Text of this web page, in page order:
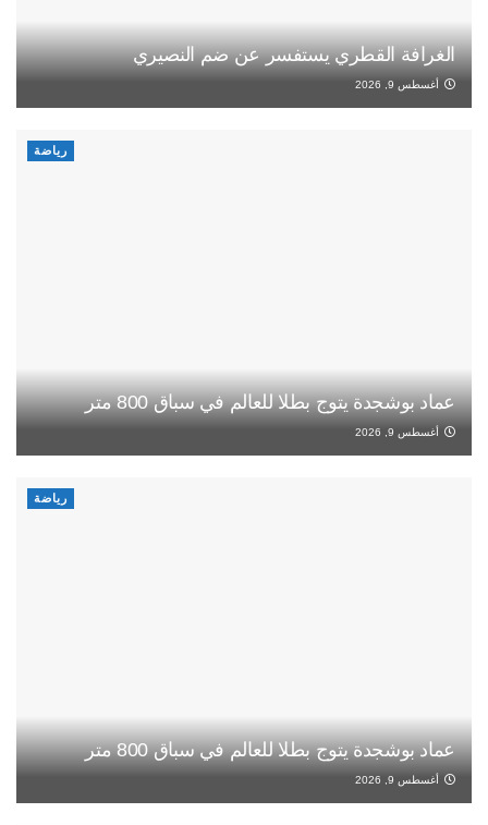
الغرافة القطري يستفسر عن ضم النصيري
أغسطس 9, 2026
رياضة
عماد بوشجدة يتوج بطلا للعالم في سباق 800 متر
أغسطس 9, 2026
رياضة
عماد بوشجدة يتوج بطلا للعالم في سباق 800 متر
أغسطس 9, 2026